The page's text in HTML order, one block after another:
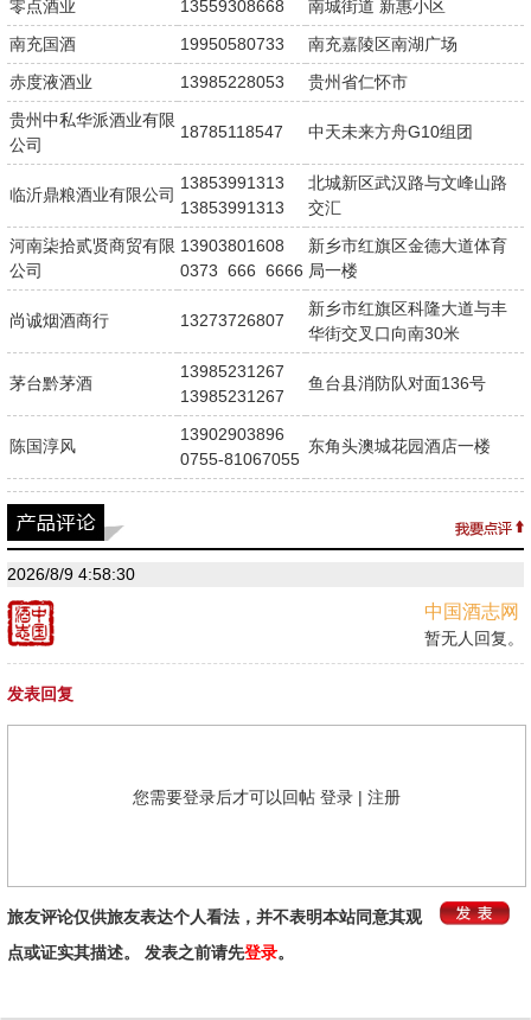
零点酒业 13559308668
南城街道 新惠小区
南充国酒
19950580733
南充嘉陵区南湖广场
赤度液酒业
13985228053
贵州省仁怀市
贵州中私华派酒业有限
公司
18785118547 中天未来方舟G10组团
临沂鼎粮酒业有限公司
13853991313
13853991313
北城新区武汉路与文峰山路
交汇
河南柒拾贰贤商贸有限
公司
13903801608
0373 666 6666
新乡市红旗区金德大道体育
局一楼
尚诚烟酒商行 13273726807
新乡市红旗区科隆大道与丰
华街交叉口向南30米
茅台黔茅酒
13985231267
13985231267
鱼台县消防队对面136号
陈国淳风
13902903896
0755-81067055
东角头澳城花园酒店一楼
2026/8/9 4:58:30
中国酒志网
暂无人回复。
发表回复
您需要登录后才可以回帖 登录 | 注册
旅友评论仅供旅友表达个人看法，并不表明本站同意其观
点或证实其描述。 发表之前请先登录。